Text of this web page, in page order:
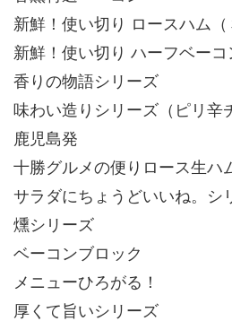
新鮮！使い切り ロースハム（
新鮮！使い切り ハーフベーコ
香りの物語シリーズ
味わい造りシリーズ（ピリ辛
鹿児島発
十勝グルメの便りロース生ハ
サラダにちょうどいいね。シ
燻シリーズ
ベーコンブロック
メニューひろがる！
厚くて旨いシリーズ